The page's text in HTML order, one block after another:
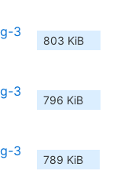
3
803 KiB
3
796 KiB
3
789 KiB